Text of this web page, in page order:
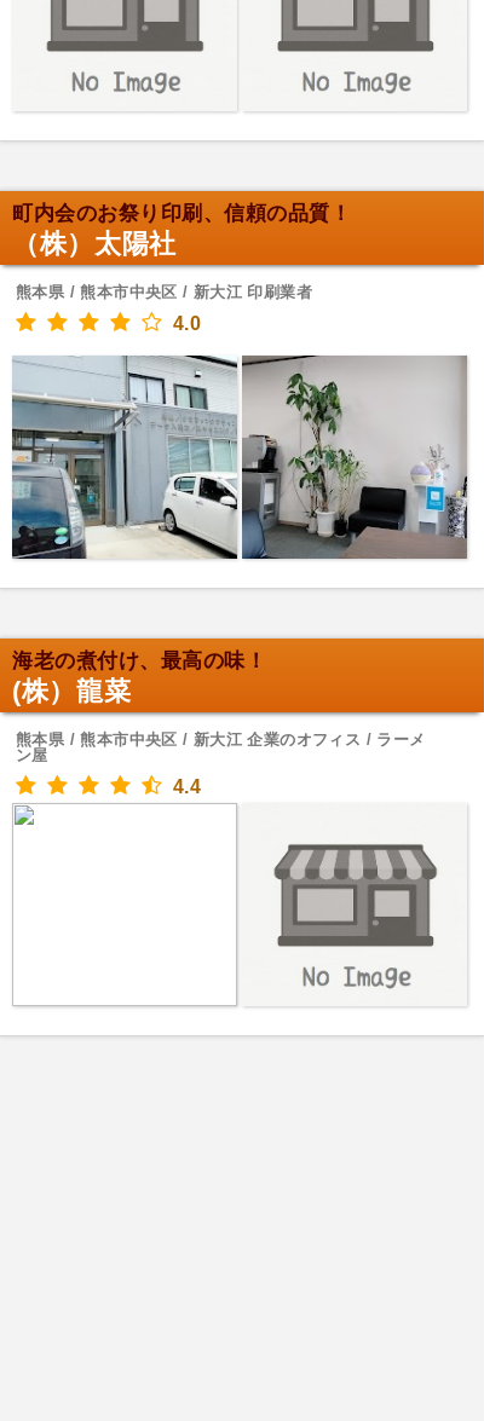
町内会のお祭り印刷、信頼の品質！
（株）太陽社
熊本県 / 熊本市中央区 / 新大江 印刷業者
4.0
海老の煮付け、最高の味！
(株）龍菜
熊本県 / 熊本市中央区 / 新大江 企業のオフィス / ラーメ
ン屋
4.4